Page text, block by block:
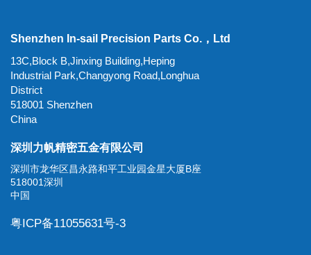
Shenzhen In-sail Precision Parts Co.，Ltd
13C,Block B,Jinxing Building,Heping
Industrial Park,Changyong Road,Longhua
District
518001 Shenzhen
China
深圳力帆精密五金有限公司
深圳市龙华区昌永路和平工业园金星大厦B座
518001深圳
中国
粤ICP备11055631号-3